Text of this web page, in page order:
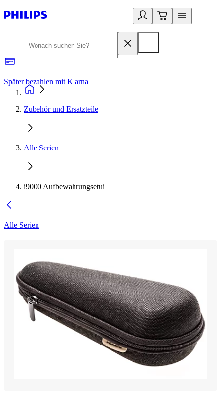
Später bezahlen mit Klarna
Zubehör und Ersatzteile
Alle Serien
i9000 Aufbewahrungsetui
Alle Serien